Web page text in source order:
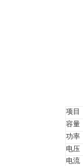
项目
容量
功率
电压
电流